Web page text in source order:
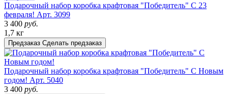
Подарочный набор коробка крафтовая "Победитель" С 23
февраля! Арт. 3099
3 400 руб.
1,7 кг
Предзаказ Сделать предзаказ
Подарочный набор коробка крафтовая "Победитель" С Новым
годом! Арт. 5040
3 400 руб.